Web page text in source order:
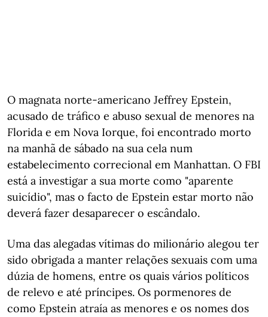
O magnata norte-americano Jeffrey Epstein,
acusado de tráfico e abuso sexual de menores na
Florida e em Nova Iorque, foi encontrado morto
na manhã de sábado na sua cela num
estabelecimento correcional em Manhattan. O FBI
está a investigar a sua morte como "aparente
suicídio", mas o facto de Epstein estar morto não
deverá fazer desaparecer o escândalo.
Uma das alegadas vítimas do milionário alegou ter
sido obrigada a manter relações sexuais com uma
dúzia de homens, entre os quais vários políticos
de relevo e até príncipes. Os pormenores de
como Epstein atraía as menores e os nomes dos